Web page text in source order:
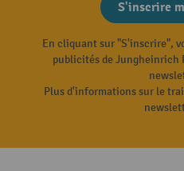
S'inscrire
En cliquant sur "S'inscrire",
publicités de Jungheinrich
Plus d'informations sur le